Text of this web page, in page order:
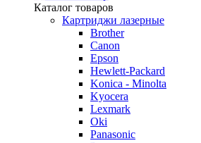
Каталог товаров
Картриджи лазерные
Brother
Canon
Epson
Hewlett-Packard
Konica - Minolta
Kyocera
Lexmark
Oki
Panasonic